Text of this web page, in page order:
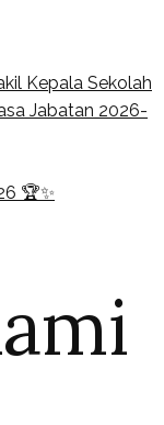
Kepala Sekolah
Jabatan 2026-
🏆✨